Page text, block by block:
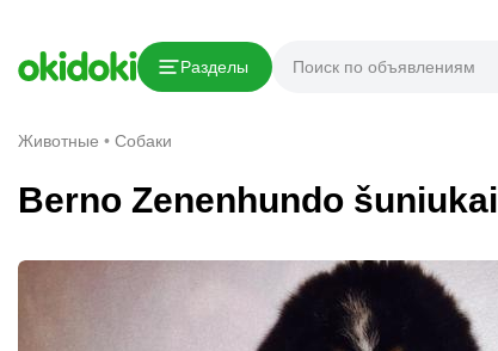
Разделы
Животные Собаки
Berno Zenenhundo šuniukai
Скопировать ссылку